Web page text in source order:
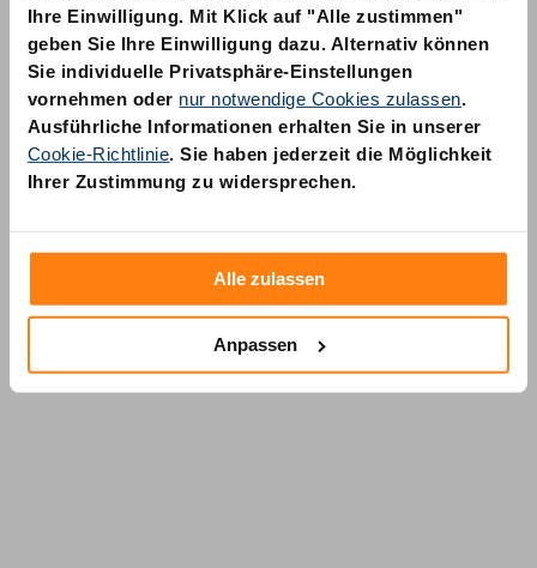
Ihre Einwilligung. Mit Klick auf "Alle zustimmen"
geben Sie Ihre Einwilligung dazu. Alternativ können
Sie individuelle Privatsphäre-Einstellungen
vornehmen oder nur notwendige Cookies zulassen.
Ausführliche Informationen erhalten Sie in unserer
Cookie-Richtlinie. Sie haben jederzeit die Möglichkeit
Ihrer Zustimmung zu widersprechen.
Alle zulassen
Anpassen
AM Quality GmbH
Wolfsstraße 6-14